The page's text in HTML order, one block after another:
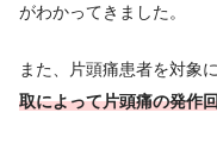
がわかってきました。
また、片頭痛患者を対象
取によって片頭痛の発作